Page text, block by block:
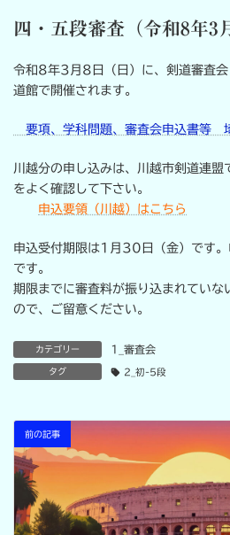
新
:
四・五段審査（令和8年3
令和8年3月8日（日）に、剣道審査
道館で開催されます。
要項、学科問題、審査会申込書等
川越分の申し込みは、川越市剣道連盟
をよく確認して下さい。
申込要領（川越）はこちら
申込受付期限は1月30日（金）です
です。
期限までに審査料が振り込まれていな
ので、ご留意ください。
カテゴリー 1_審査会
タグ 2_初-5段
前の記事